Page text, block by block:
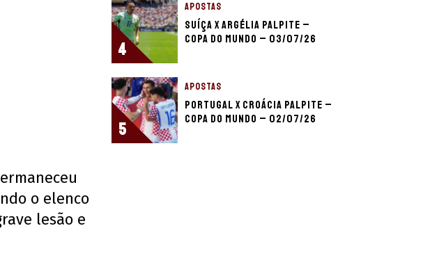
o elenco
lesão e
4
APOSTAS
Suíça x Argélia palpite –
Copa do Mundo – 03/07/26
5
APOSTAS
Portugal x Croácia palpite –
Copa do Mundo – 02/07/26